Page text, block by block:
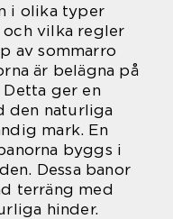
i olika typer
och vilka regler
av sommarro
är belägna på
Detta ger en
den naturliga
mark. En
byggs i
Dessa banor
terräng med
hinder.